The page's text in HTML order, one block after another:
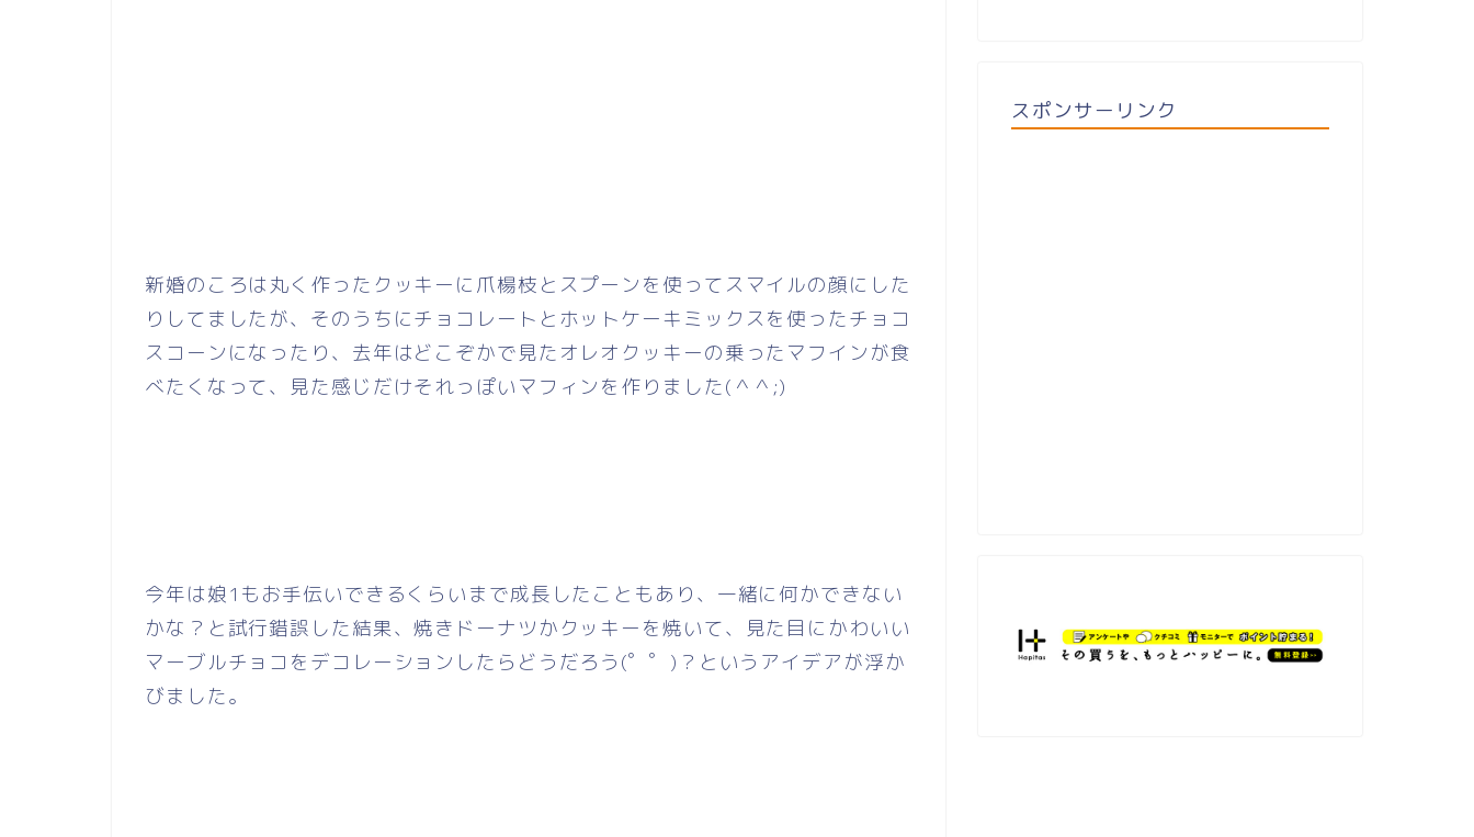
新婚のころは丸く作ったクッキーに爪楊枝とスプーンを使ってスマイルの顔にした
りしてましたが、そのうちにチョコレートとホットケーキミックスを使ったチョコ
スコーンになったり、去年はどこぞかで見たオレオクッキーの乗ったマフインが食
べたくなって、見た感じだけそれっぽいマフィンを作りました(＾＾;)
今年は娘1もお手伝いできるくらいまで成長したこともあり、一緒に何かできない
かな？と試行錯誤した結果、焼きドーナツかクッキーを焼いて、見た目にかわいい
マーブルチョコをデコレーションしたらどうだろう(゜゜)？というアイデアが浮か
びました。
スポンサーリンク